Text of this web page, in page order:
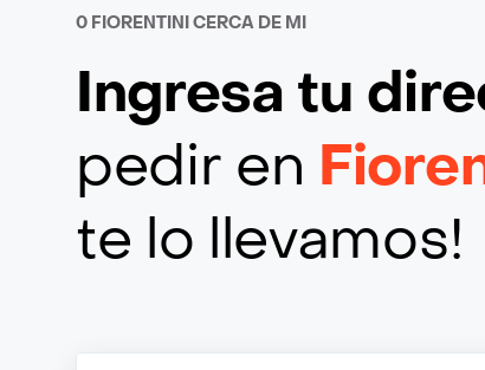
0 FIORENTINI CERCA DE MI
Ingresa tu
pedir en
te lo llevamos!